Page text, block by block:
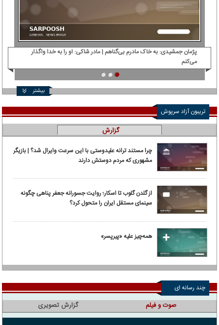
پژمان جمشیدی: ‌به خاک مادرم بی‌گناهم | مادر شاکی: او را به خدا واگذار
می‌کنم
بیشتر
تریبون آزاد سرپوش
گزارش
چرا مستند ترانه علیدوستی با این سرعت وایرال شد؟ | بازیگر
مشهوری که مردم دوستش دارند
از گلدن گلوب تا اسکار؛ روایت جسورانه جعفر پناهی چگونه
سینمای مستقل ایران را متحول کرد؟
همه‌چیز علیه «پیرپسر»
چند رسانه ای
صوت و فیلم گزارش تصویری